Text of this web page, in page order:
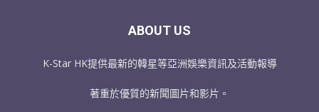
ABOUT US
K-Star HK提供最新的韓星等亞洲娛樂資訊及活動報導
著重於優質的新聞圖片和影片。